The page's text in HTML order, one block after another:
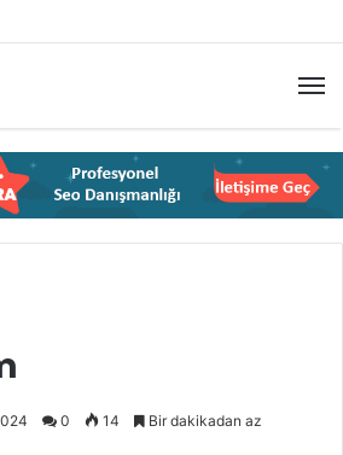
0 14 Bir dakikadan az